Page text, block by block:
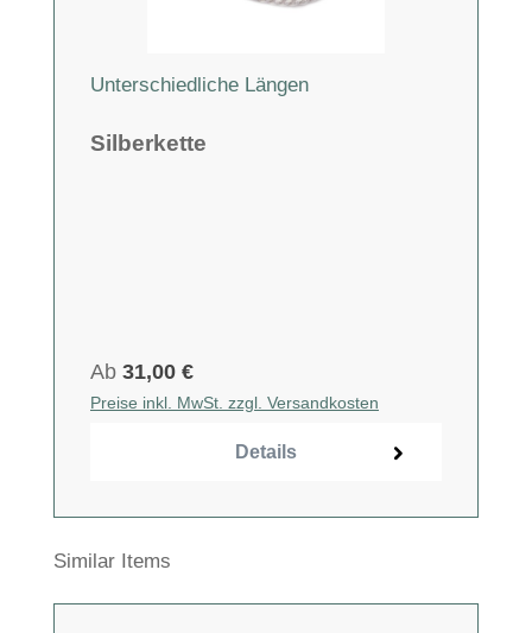
Unterschiedliche Längen
Silberkette
Ab 31,00 €
Preise inkl. MwSt. zzgl. Versandkosten
Details
Produktgalerie überspringen
Similar Items